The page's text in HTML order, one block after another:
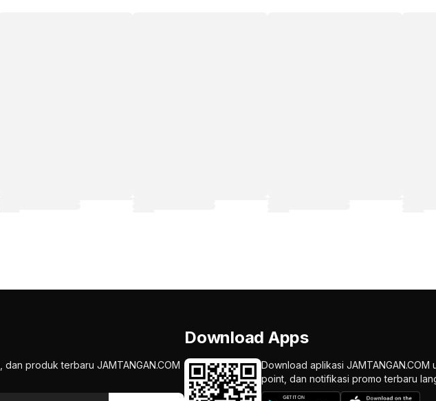
produk terbaru JAMTANGAN.COM
Download Apps
Download aplikasi
point, dan notifikasi promo terbaru